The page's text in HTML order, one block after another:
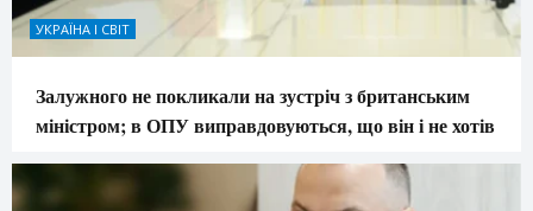
УКРАЇНА І СВІТ
Залужного не покликали на зустріч з британським
міністром; в ОПУ виправдовуються, що він і не хотів